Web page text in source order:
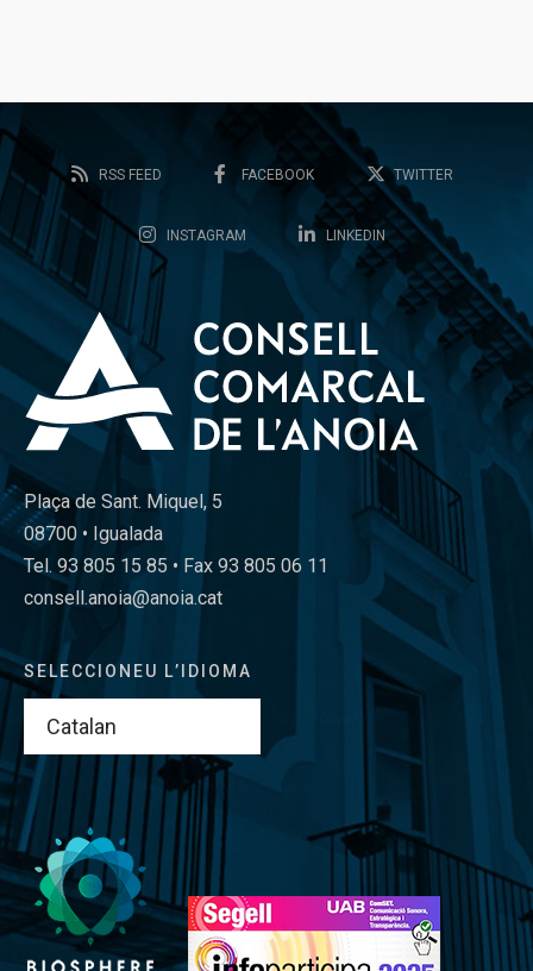
RSS FEED FACEBOOK TWITTER
INSTAGRAM LINKEDIN
Plaça de Sant. Miquel, 5
08700 • Igualada
Tel. 93 805 15 85 • Fax 93 805 06 11
consell.anoia@anoia.cat
SELECCIONEU L’IDIOMA